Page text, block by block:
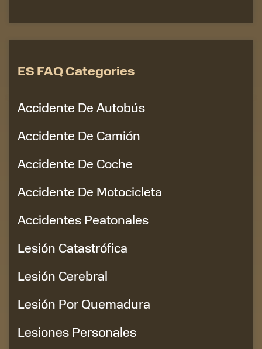
ES FAQ Categories
Accidente De Autobús
Accidente De Camión
Accidente De Coche
Accidente De Motocicleta
Accidentes Peatonales
Lesión Catastrófica
Lesión Cerebral
Lesión Por Quemadura
Lesiones Personales